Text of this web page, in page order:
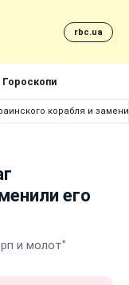
rbc.ua
Гороскопи
корабля и
его
и молот"